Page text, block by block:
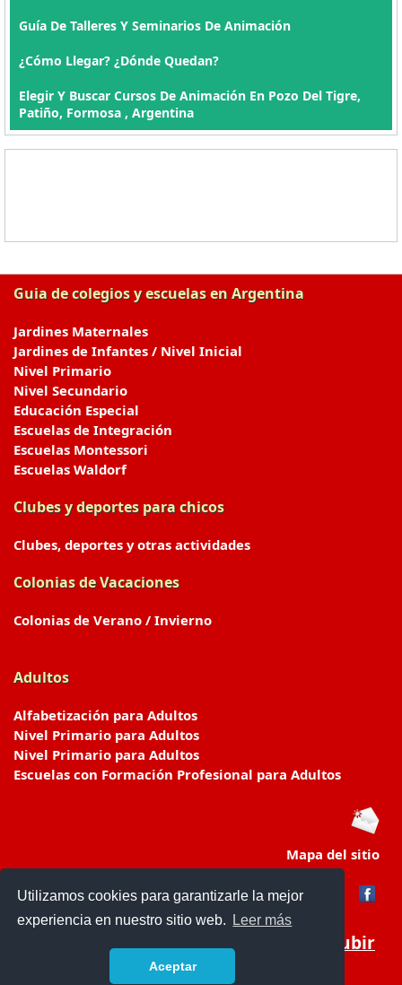
Utilizamos cookies para garantizarle la mejor
experiencia en nuestro sitio web.
Leer más
Aceptar
Guía De Talleres Y Seminarios De Animación
¿Cómo Llegar? ¿Dónde Quedan?
Elegir Y Buscar Cursos De Animación En Pozo Del Tigre,
Patiño, Formosa , Argentina
Guia de colegios y escuelas en Argentina
Jardines Maternales
Jardines de Infantes / Nivel Inicial
Nivel Primario
Nivel Secundario
Educación Especial
Escuelas de Integración
Escuelas Montessori
Escuelas Waldorf
Clubes y deportes para chicos
Clubes, deportes y otras actividades
Colonias de Vacaciones
Colonias de Verano / Invierno
Adultos
Alfabetización para Adultos
Nivel Primario para Adultos
Nivel Primario para Adultos
Escuelas con Formación Profesional para Adultos
Mapa del sitio
Subir